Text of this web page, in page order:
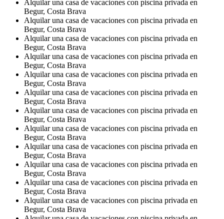
Alquilar una casa de vacaciones con piscina privada en
Begur, Costa Brava
Alquilar una casa de vacaciones con piscina privada en
Begur, Costa Brava
Alquilar una casa de vacaciones con piscina privada en
Begur, Costa Brava
Alquilar una casa de vacaciones con piscina privada en
Begur, Costa Brava
Alquilar una casa de vacaciones con piscina privada en
Begur, Costa Brava
Alquilar una casa de vacaciones con piscina privada en
Begur, Costa Brava
Alquilar una casa de vacaciones con piscina privada en
Begur, Costa Brava
Alquilar una casa de vacaciones con piscina privada en
Begur, Costa Brava
Alquilar una casa de vacaciones con piscina privada en
Begur, Costa Brava
Alquilar una casa de vacaciones con piscina privada en
Begur, Costa Brava
Alquilar una casa de vacaciones con piscina privada en
Begur, Costa Brava
Alquilar una casa de vacaciones con piscina privada en
Begur, Costa Brava